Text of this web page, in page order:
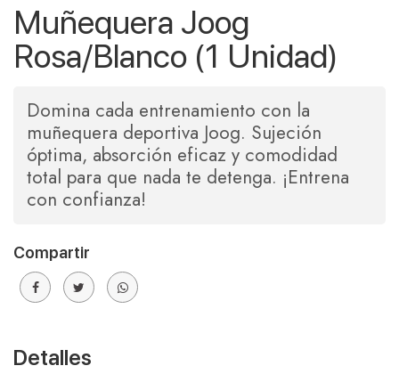
Muñequera Joog
Rosa/Blanco (1 Unidad)
Domina cada entrenamiento con la
muñequera deportiva Joog. Sujeción
óptima, absorción eficaz y comodidad
total para que nada te detenga. ¡Entrena
con confianza!
Compartir
Detalles